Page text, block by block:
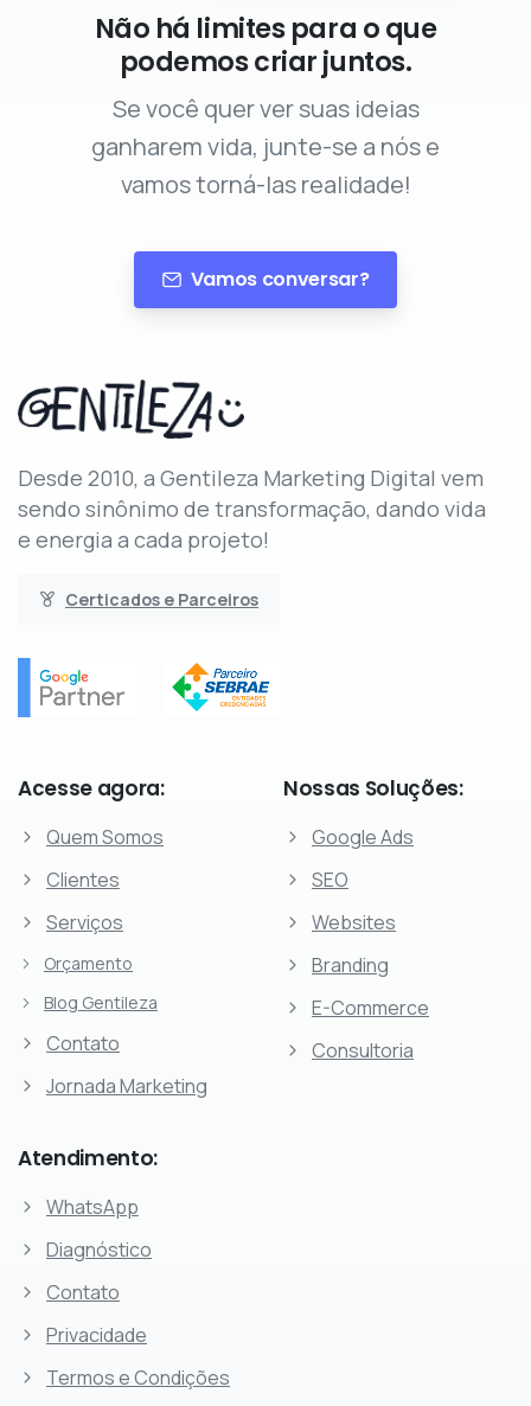
Não há limites para o que
podemos criar juntos.
Se você quer ver suas ideias
ganharem vida, junte-se a nós e
vamos torná-las realidade!
Vamos conversar?
Desde 2010, a Gentileza Marketing Digital vem
sendo sinônimo de transformação, dando vida
e energia a cada projeto!
Certicados e Parceiros
Acesse agora:
Quem Somos
Clientes
Serviços
Orçamento
Blog Gentileza
Contato
Jornada Marketing
Nossas Soluções:
Google Ads
SEO
Websites
Branding
E-Commerce
Consultoria
Atendimento:
WhatsApp
Diagnóstico
Contato
Privacidade
Termos e Condições